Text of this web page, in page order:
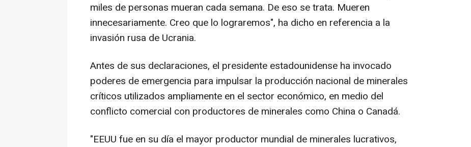
miles de personas mueran cada semana. De eso se trata. Mueren
innecesariamente. Creo que lo lograremos", ha dicho en referencia a la
invasión rusa de Ucrania.
Antes de sus declaraciones, el presidente estadounidense ha invocado
poderes de emergencia para impulsar la producción nacional de minerales
críticos utilizados ampliamente en el sector económico, en medio del
conflicto comercial con productores de minerales como China o Canadá.
"EEUU fue en su día el mayor productor mundial de minerales lucrativos,